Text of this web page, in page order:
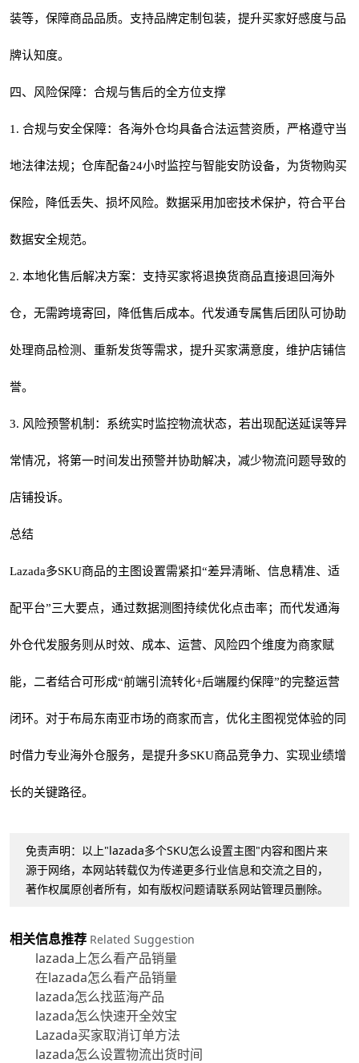
装等，保障商品品质。支持品牌定制包装，提升买家好感度与品
牌认知度。
四、风险保障：合规与售后的全方位支撑
1. 合规与安全保障：各海外仓均具备合法运营资质，严格遵守当
地法律法规；仓库配备24小时监控与智能安防设备，为货物购买
保险，降低丢失、损坏风险。数据采用加密技术保护，符合平台
数据安全规范。
2. 本地化售后解决方案：支持买家将退换货商品直接退回海外
仓，无需跨境寄回，降低售后成本。代发通专属售后团队可协助
处理商品检测、重新发货等需求，提升买家满意度，维护店铺信
誉。
3. 风险预警机制：系统实时监控物流状态，若出现配送延误等异
常情况，将第一时间发出预警并协助解决，减少物流问题导致的
店铺投诉。
总结
Lazada多SKU商品的主图设置需紧扣“差异清晰、信息精准、适
配平台”三大要点，通过数据测图持续优化点击率；而代发通海
外仓代发服务则从时效、成本、运营、风险四个维度为商家赋
能，二者结合可形成“前端引流转化+后端履约保障”的完整运营
闭环。对于布局东南亚市场的商家而言，优化主图视觉体验的同
时借力专业海外仓服务，是提升多SKU商品竞争力、实现业绩增
长的关键路径。
免责声明：以上"lazada多个SKU怎么设置主图"内容和图片来
源于网络，本网站转载仅为传递更多行业信息和交流之目的，
著作权属原创者所有，如有版权问题请联系网站管理员删除。
相关信息推荐 Related Suggestion
lazada上怎么看产品销量
在lazada怎么看产品销量
lazada怎么找蓝海产品
lazada怎么快速开全效宝
Lazada买家取消订单方法
lazada怎么设置物流出货时间